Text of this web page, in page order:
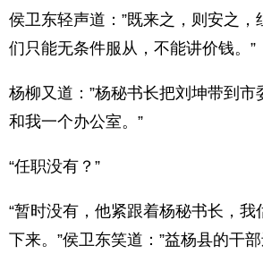
侯卫东轻声道：”既来之，则安之，
们只能无条件服从，不能讲价钱。”
杨柳又道：”杨秘书长把刘坤带到市
和我一个办公室。”
“任职没有？”
“暂时没有，他紧跟着杨秘书长，我
下来。”侯卫东笑道：”益杨县的干